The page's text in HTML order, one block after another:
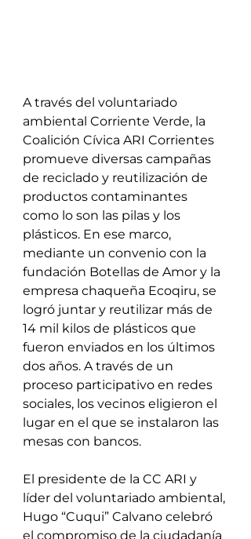
A través del voluntariado
ambiental Corriente Verde, la
Coalición Cívica ARI Corrientes
promueve diversas campañas
de reciclado y reutilización de
productos contaminantes
como lo son las pilas y los
plásticos. En ese marco,
mediante un convenio con la
fundación Botellas de Amor y la
empresa chaqueña Ecoqiru, se
logró juntar y reutilizar más de
14 mil kilos de plásticos que
fueron enviados en los últimos
dos años. A través de un
proceso participativo en redes
sociales, los vecinos eligieron el
lugar en el que se instalaron las
mesas con bancos.
El presidente de la CC ARI y
líder del voluntariado ambiental,
Hugo “Cuqui” Calvano celebró
el compromiso de la ciudadanía